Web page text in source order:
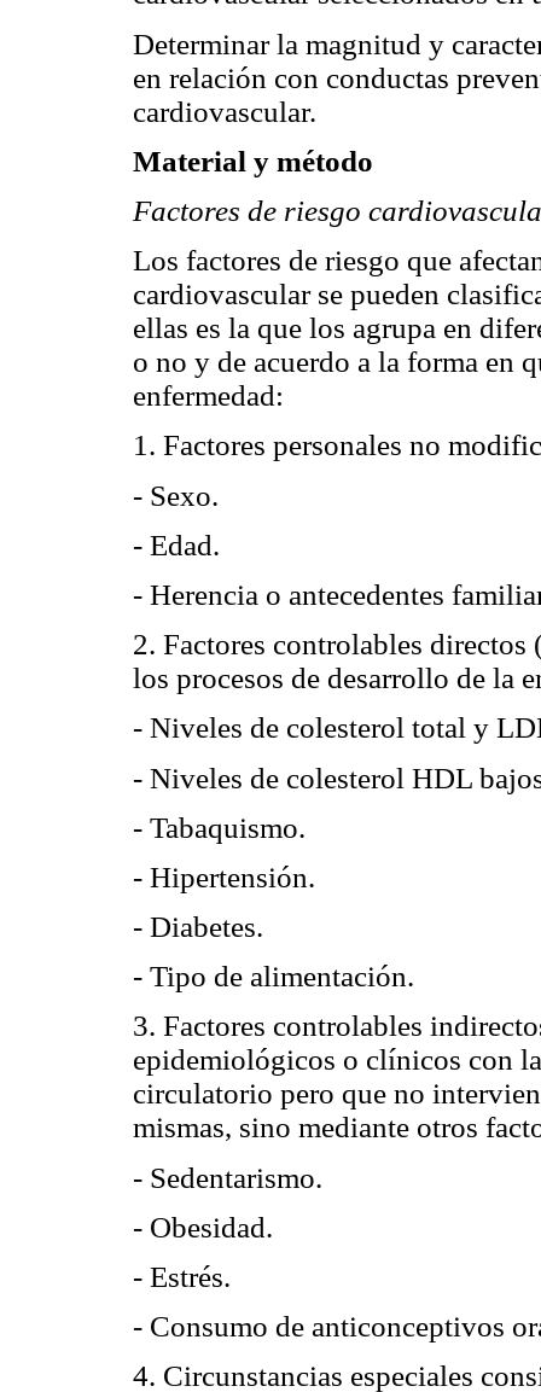
Determinar la magnitud y
en relación con conductas
cardiovascular.
Material y método
Factores de riesgo
Los factores de riesgo que
cardiovascular se pueden
ellas es la que los agrupa en
o no y de acuerdo a la forma en
enfermedad:
1. Factores personales no
- Sexo.
- Edad.
- Herencia o antecedentes
2. Factores controlables
los procesos de desarrollo de la
- Niveles de colesterol total y
- Niveles de colesterol HDL
- Tabaquismo.
- Hipertensión.
- Diabetes.
- Tipo de alimentación.
3. Factores controlables
epidemiológicos o clínicos con
circulatorio pero que no
mismas, sino mediante otros
- Sedentarismo.
- Obesidad.
- Estrés.
- Consumo de anticonceptivos
4. Circunstancias especiales